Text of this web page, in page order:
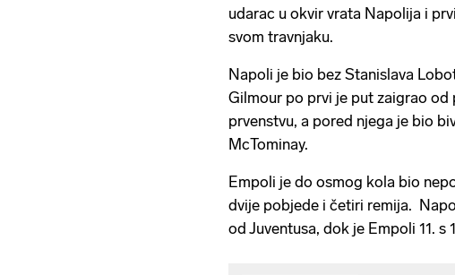
udarac u okvir vrata Napolija i
svom travnjaku.
Napoli je bio bez Stanislava
Gilmour po prvi je put zaigrao od
prvenstvu, a pored njega je bio
McTominay.
Empoli je do osmog kola bio
dvije pobjede i četiri remija.
od Juventusa, dok je Empoli 11. s